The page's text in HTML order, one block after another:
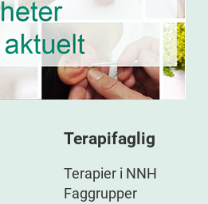
Terapifaglig
Terapier i NNH
Faggrupper